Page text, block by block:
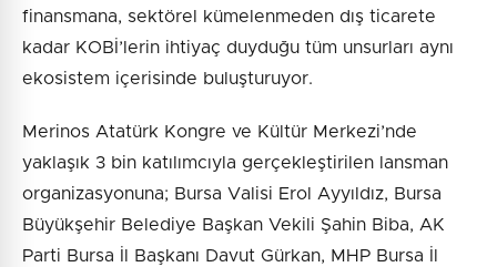
finansmana, sektörel kümelenmeden dış ticarete
kadar KOBİ’lerin ihtiyaç duyduğu tüm unsurları aynı
ekosistem içerisinde buluşturuyor.
Merinos Atatürk Kongre ve Kültür Merkezi’nde
yaklaşık 3 bin katılımcıyla gerçekleştirilen lansman
organizasyonuna; Bursa Valisi Erol Ayyıldız, Bursa
Büyükşehir Belediye Başkan Vekili Şahin Biba, AK
Parti Bursa İl Başkanı Davut Gürkan, MHP Bursa İl